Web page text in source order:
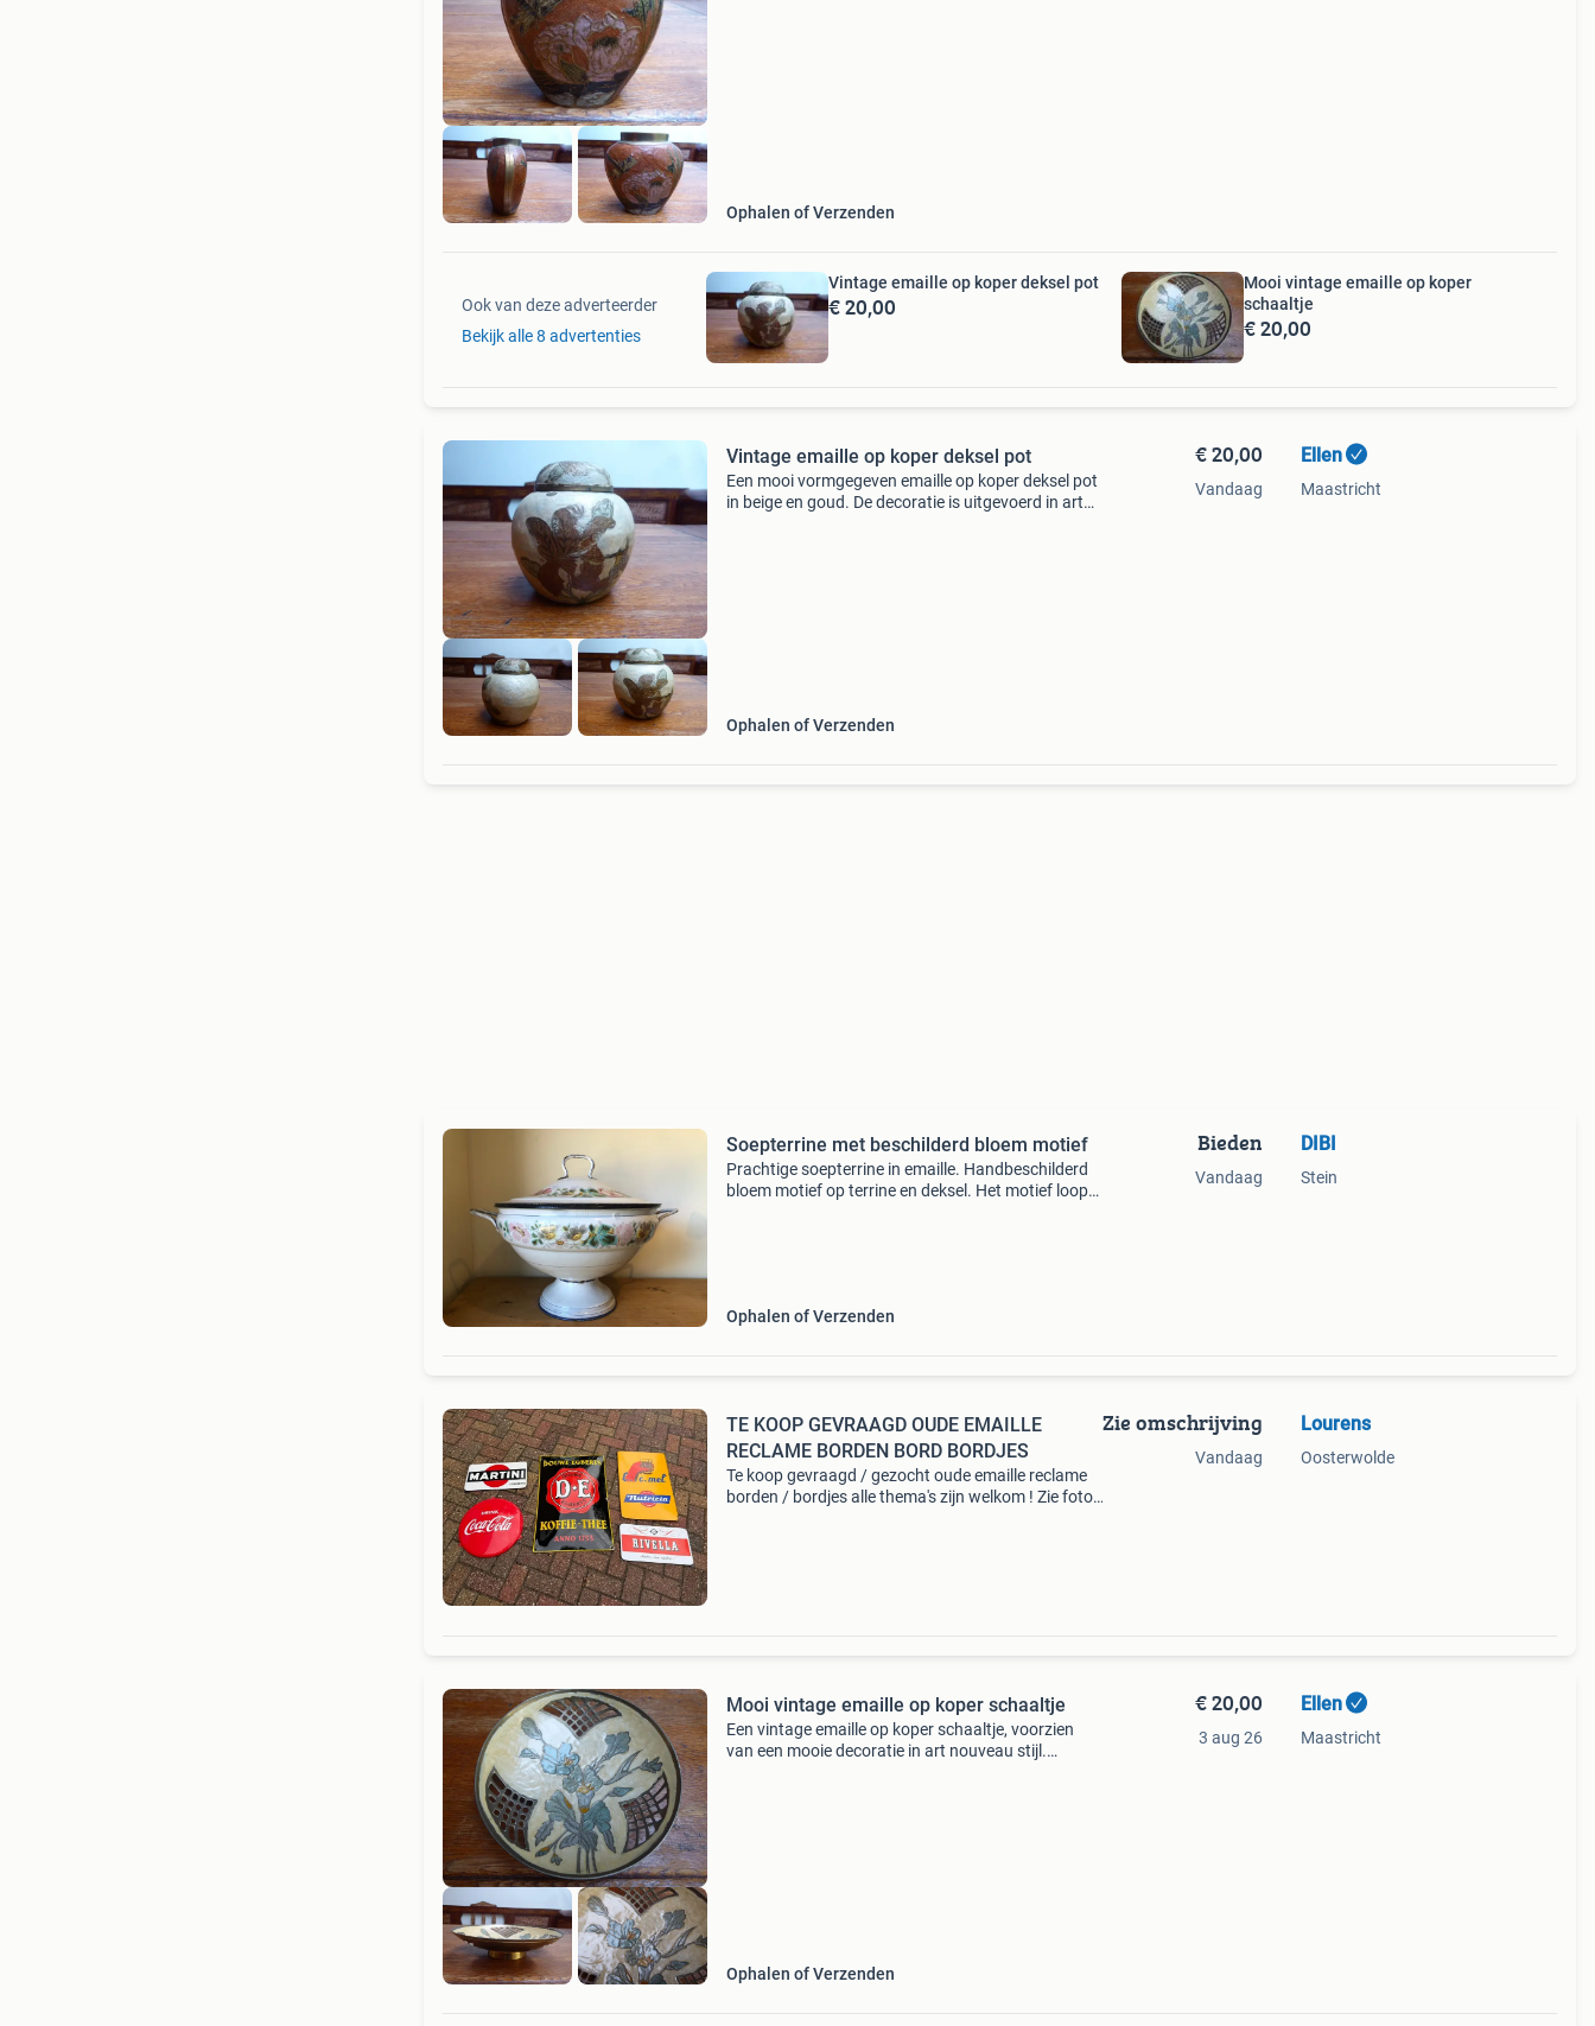
Ophalen of Verzenden
Ook van deze adverteerder
Bekijk alle 8 advertenties
Vintage emaille op koper deksel pot
€ 20,00
Mooi vintage emaille op koper
schaaltje
€ 20,00
Vintage emaille op koper deksel pot
Een mooi vormgegeven emaille op koper deksel pot
in beige en goud. De decoratie is uitgevoerd in art
Ophalen of Verzenden
€ 20,00
Vandaag
Ellen
Maastricht
Soepterrine met beschilderd bloem motief
Prachtige soepterrine in emaille. Handbeschilderd
bloem motief op terrine en deksel. Het motief loopt
Ophalen of Verzenden
Bieden
Vandaag
DIBI
Stein
TE KOOP GEVRAAGD OUDE EMAILLE
RECLAME BORDEN BORD BORDJES
Te koop gevraagd / gezocht oude emaille reclame
borden / bordjes alle thema's zijn welkom ! Zie foto’s
Zie omschrijving
Vandaag
Lourens
Oosterwolde
Mooi vintage emaille op koper schaaltje
Een vintage emaille op koper schaaltje, voorzien
van een mooie decoratie in art nouveau stijl.
Ophalen of Verzenden
€ 20,00
3 aug 26
Ellen
Maastricht